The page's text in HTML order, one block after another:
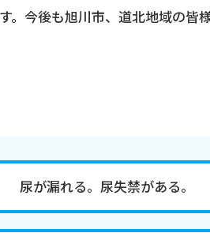
。今後も旭川市、道北地域の皆
尿が漏れる。尿失禁がある。